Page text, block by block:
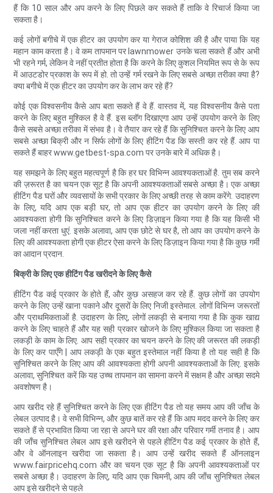
हैं कि 10 साल और अप करने के लिए पिछले कर सकते हैं ताकि वे रिचार्ज किया जा
सकता है।
कई लोगों बगीचे में एक हीटर का उपयोग कर या गेराज कोशिश की है और पाया कि यह
महान काम करता है। वे कम तापमान पर lawnmower उनके चला सकते हैं और अभी
भी रहने गर्म, लेकिन वे नहीं प्रतीत होता है कि करने के लिए कुशल नियमित रूप से के रूप
में आउटडोर प्रकाश के रूप में हो. तो उन्हें गर्म रखने के लिए सबसे अच्छा तरीका क्या है?
क्या बगीचे में एक हीटर का उपयोग कर के लाभ कर रहे हैं?
कोई एक विश्वसनीय कैसे आप बता सकते हैं वे हैं. वास्तव में, यह विश्वसनीय कैसे पता
करने के लिए बहुत मुश्किल है वे हैं. इस ब्लॉग दिखाएगा आप उन्हें उपयोग करने के लिए
कैसे सबसे अच्छा तरीका में संभव है। वे तैयार कर रहे हैं कि सुनिश्चित करने के लिए आप
सबसे अच्छा बिक्री और न सिर्फ लोगों के लिए हीटिंग पैड कि सस्ती कर रहे हैं. आप पा
सकते हैं बाहर www.getbest-spa.com पर उनके बारे में अधिक है।
यह समझने के लिए बहुत महत्वपूर्ण है कि हर घर विभिन्न आवश्यकताओं है. तुम सब करने
की ज़रूरत है का चयन एक सूट है कि अपनी आवश्यकताओं सबसे अच्छा है। एक अच्छा
हीटिंग पैड घरों और व्यवसायों के सभी प्रकार के लिए अच्छी तरह से काम करेंगे. उदाहरण
के लिए, यदि आप एक बड़ी घर, तो आप एक हीटर का उपयोग करने के लिए की
आवश्यकता होगी कि सुनिश्चित करने के लिए डिज़ाइन किया गया है कि यह किसी भी
जला नहीं करता धुएं. इसके अलावा, आप एक छोटे से घर है, तो आप का उपयोग करने के
लिए की आवश्यकता होगी एक हीटर ऐसा करने के लिए डिज़ाइन किया गया है कि कुछ गर्मी
का आदान प्रदान.
बिक्री के लिए एक हीटिंग पैड खरीदने के लिए कैसे
हीटिंग पैड कई प्रकार के होते हैं, और कुछ असहज कर रहे हैं. कुछ लोगों का उपयोग
करने के लिए उन्हें खाना पकाने और दूसरों के लिए निजी इस्तेमाल. लोगों विभिन्न जरूरतों
और प्राथमिकताओं है. उदाहरण के लिए, लोगों लकड़ी से बनाया गया है कि कुक खाद्य
करने के लिए चाहते हैं और यह सही प्रकार खोजने के लिए मुश्किल किया जा सकता है
लकड़ी के काम के लिए. आप सही प्रकार का चयन करने के लिए की जरूरत की लकड़ी
के लिए कर पाएँगे | आप लकड़ी के एक बहुत इस्तेमाल नहीं किया है तो यह सही है कि
सुनिश्चित करने के लिए आप की आवश्यकता होगी अपनी आवश्यकताओं के लिए. इसके
अलावा, सुनिश्चित करें कि यह उच्च तापमान का सामना करने में सक्षम है और अच्छा सदमे
अवशोषण है।
आप खरीद रहे हैं सुनिश्चित करने के लिए एक हीटिंग पैड तो यह समय आप की जाँच के
लेबल उत्पाद है। वे सभी विभिन्न, और कुछ बातें कर रहे हैं कि आप मदद करने के लिए कर
सकते हैं से प्रभावित किया जा रहा से अपने घर की रक्षा और परिवार गर्मी तनाव है। आप
की जाँच सुनिश्चित लेबल आप इसे खरीदने से पहले हीटिंग पैड कई प्रकार के होते हैं,
और वे ऑनलाइन खरीदा जा सकता है। आप उन्हें खरीद सकते हैं ऑनलाइन
www.fairpricehq.com और का चयन एक सूट है कि अपनी आवश्यकताओं पर
सबसे अच्छा है। उदाहरण के लिए, यदि आप एक चिमनी, आप की जाँच सुनिश्चित लेबल
आप इसे खरीदने से पहले